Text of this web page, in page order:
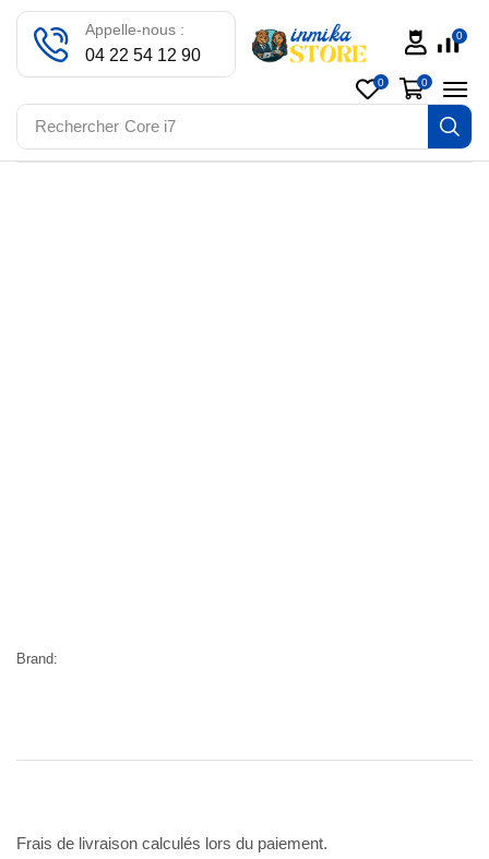
Rechercher Core i7
Appelle-nous :
04 22 54 12 90
0
0 0
Brand:
Frais de livraison calculés lors du paiement.